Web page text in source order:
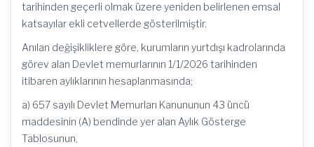
tarihinden geçerli olmak üzere yeniden belirlenen emsal
katsayılar ekli cetvellerde gösterilmiştir.
Anılan değişikliklere göre, kurumların yurtdışı kadrolarında
görev alan Devlet memurlarının 1/1/2026 tarihinden
itibaren aylıklarının hesaplanmasında;
a) 657 sayılı Devlet Memurları Kanununun 43 üncü
maddesinin (A) bendinde yer alan Aylık Gösterge
Tablosunun,